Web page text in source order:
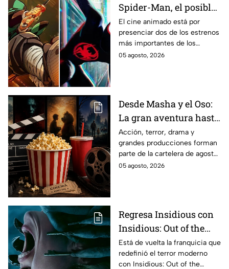
Spider-Man, el posible
gran enfrentamiento
en taquilla del 2027
El cine animado está por
presenciar dos de los estrenos
más importantes de los
últimos años.
05 agosto, 2026
Desde Masha y el Oso:
La gran aventura hasta
El Final de la Calle Oak
con Anne Hathaway.
Esta es la lista
completa de los
México
Acción, terror, drama y
grandes producciones forman
parte de la cartelera de agosto
en México.
05 agosto, 2026
Regresa Insidious con
Insidious: Out of the
Further; esto revela el
aterrador primer tráiler
Está de vuelta la franquicia que
redefinió el terror moderno
con Insidious: Out of the